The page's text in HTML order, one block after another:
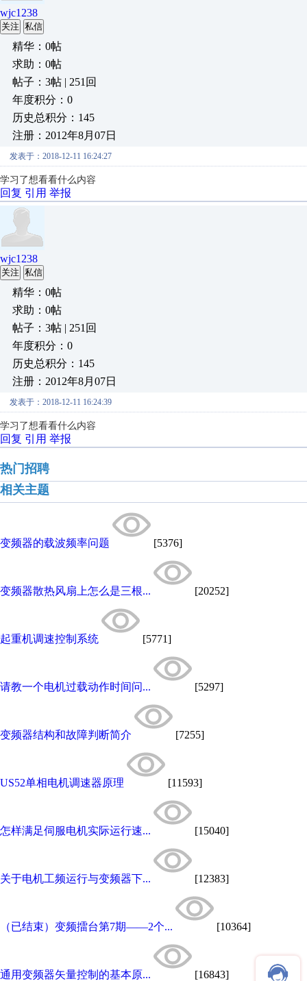
wjc1238
关注 私信
精华：0帖
求助：0帖
帖子：3帖 | 251回
年度积分：0
历史总积分：145
注册：2012年8月07日
发表于：2018-12-11 16:24:27
学习了想看看什么内容
回复 引用 举报
wjc1238
关注 私信
精华：0帖
求助：0帖
帖子：3帖 | 251回
年度积分：0
历史总积分：145
注册：2012年8月07日
发表于：2018-12-11 16:24:39
学习了想看看什么内容
回复 引用 举报
热门招聘
相关主题
变频器的载波频率问题 [5376]
变频器散热风扇上怎么是三根... [20252]
起重机调速控制系统 [5771]
请教一个电机过载动作时间问... [5297]
变频器结构和故障判断简介 [7255]
US52单相电机调速器原理 [11593]
怎样满足伺服电机实际运行速... [15040]
关于电机工频运行与变频器下... [12383]
（已结束）变频擂台第7期——2个... [10364]
通用变频器矢量控制的基本原... [16843]